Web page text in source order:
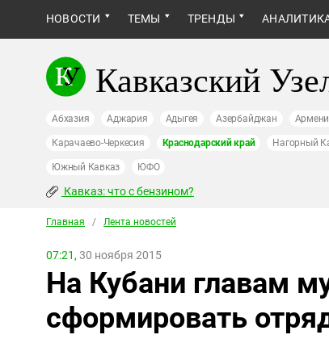
НОВОСТИ ТЕМЫ ТРЕНДЫ
Кавказский
Абхазия Аджария Адыгея Азербайджан
Карачаево-Черкесия Краснодарский край Нагорный
Южный Кавказ ЮФО
Кавказ: что с бензином?
Главная / Лента новостей
07:21, 30 ноября 2015
На Кубани главам
сформировать